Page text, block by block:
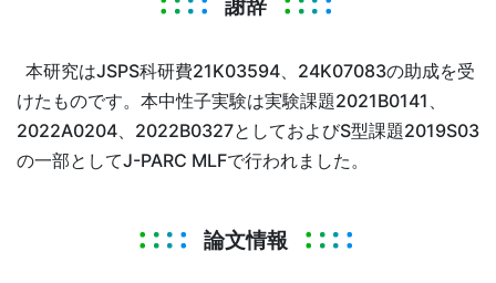
謝辞
本研究はJSPS科研費21K03594、24K07083の助成を受
けたものです。本中性子実験は実験課題2021B0141、
2022A0204、2022B0327としておよびS型課題2019S03
の一部としてJ-PARC MLFで行われました。
論文情報